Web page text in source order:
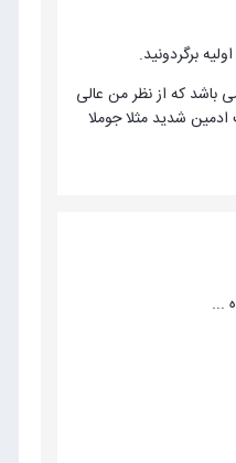
برگردونيد.
شدنه ورود به هاست و ادمین جوملا می باشد که از نظر من عالی
شدید مثلا جوملا
...